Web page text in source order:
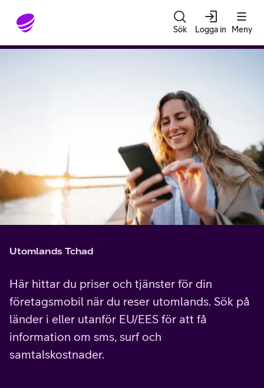
Gå till sidans innehåll
Sök Logga in Meny
Utomlands Tchad
Här hittar du priser och tjänster för din
företagsmobil när du reser utomlands. Sök på
länder i eller utanför EU/EES för att få
information om sms, surf och
samtalskostnader.